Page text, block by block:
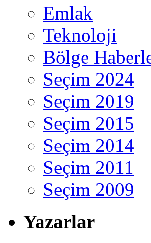
Emlak
Teknoloji
Bölge
Seçim 2024
Seçim 2019
Seçim 2015
Seçim 2014
Seçim 2011
Seçim 2009
Yazarlar